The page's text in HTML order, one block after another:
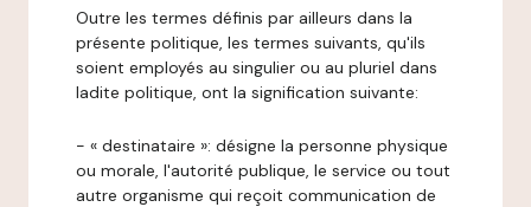
Outre les termes définis par ailleurs dans la
présente politique, les termes suivants, qu'ils
soient employés au singulier ou au pluriel dans
ladite politique, ont la signification suivante:
- « destinataire »: désigne la personne physique
ou morale, l'autorité publique, le service ou tout
autre organisme qui reçoit communication de